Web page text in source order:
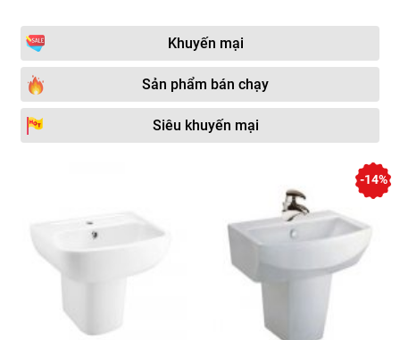
Khuyến mại
Sản phẩm bán chạy
Siêu khuyến mại
-14%